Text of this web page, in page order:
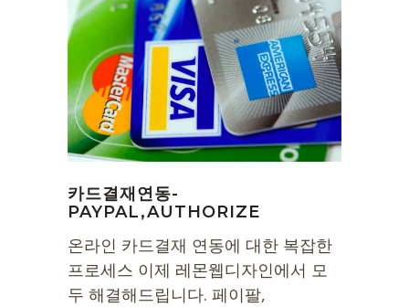
카드결재연동-
PAYPAL,AUTHORIZE
온라인 카드결재 연동에 대한 복잡한
프로세스 이제 레몬웹디자인에서 모
두 해결해드립니다. 페이팔,